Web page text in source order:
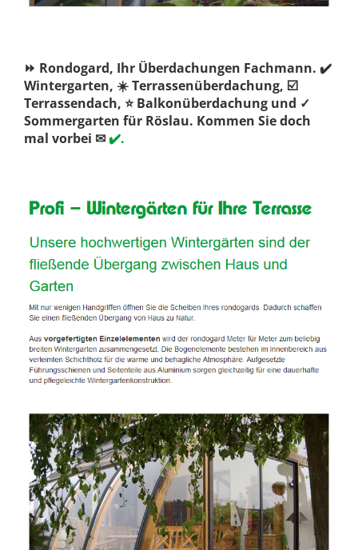
⏩ Rondogard, Ihr Überdachungen Fachmann. ✔️
Wintergarten, ☀️ Terrassenüberdachung, ☑️
Terrassendach, ⭐ Balkonüberdachung und ✓
Sommergarten für Röslau. Kommen Sie doch
mal vorbei ✉✔️.